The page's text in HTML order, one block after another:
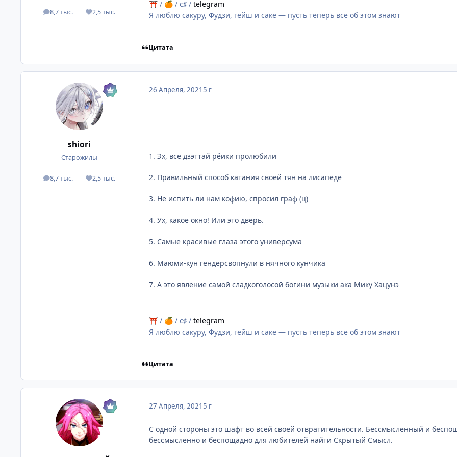
8,7 тыс.
посты 2,5 тыс.
Репутация
⛩ / 🍊 / c♯ / telegram
Я люблю сакуру, Фудзи, гейш и саке — пусть теперь все об этом знают
Цитата
shiоri
Старожилы
8,7 тыс.
посты 2,5 тыс.
Репутация
26 Апреля, 2021 5 г
1. Эх, все дзэттай рёики пролюбили
2. Правильный способ катания своей тян на лисапеде
3. Не испить ли нам кофию, спросил граф (ц)
4. Ух, какое окно! Или это дверь.
5. Самые красивые глаза этого универсума
6. Маюми-кун гендерсвопнули в нячного кунчика
7. А это явление самой сладкоголосой богини музыки ака Мику Хацунэ
⛩ / 🍊 / c♯ / telegram
Я люблю сакуру, Фудзи, гейш и саке — пусть теперь все об этом знают
Цитата
27 Апреля, 2021 5 г
С одной стороны это шафт во всей своей отвратительности. Бессмысленный и
бессмысленно и беспощадно для любителей найти Скрытый Смысл.